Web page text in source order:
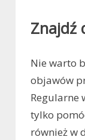
Znajdź
Nie warto
objawów
Regularne
tylko
również w